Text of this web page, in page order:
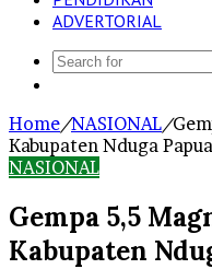
ADVERTORIAL
Home/NASIONAL/
Kabupaten Nduga Papua
NASIONAL
Gempa 5,5
Kabupaten